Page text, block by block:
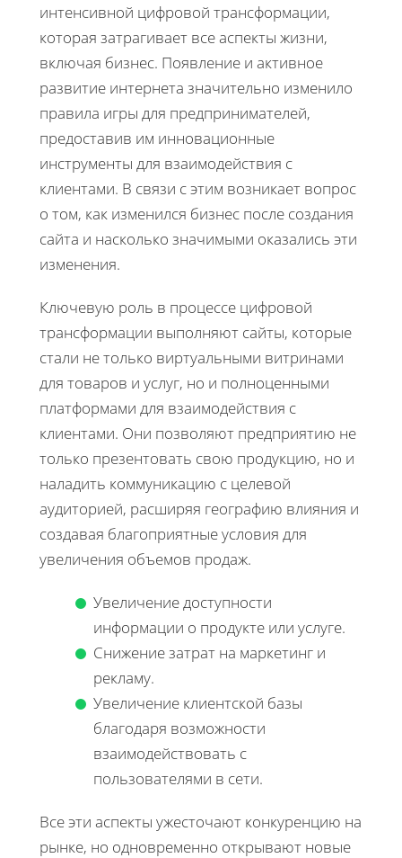
интенсивной цифровой трансформации,
которая затрагивает все аспекты жизни,
включая бизнес. Появление и активное
развитие интернета значительно изменило
правила игры для предпринимателей,
предоставив им инновационные
инструменты для взаимодействия с
клиентами. В связи с этим возникает вопрос
о том, как изменился бизнес после создания
сайта и насколько значимыми оказались эти
изменения.
Ключевую роль в процессе цифровой
трансформации выполняют сайты, которые
стали не только виртуальными витринами
для товаров и услуг, но и полноценными
платформами для взаимодействия с
клиентами. Они позволяют предприятию не
только презентовать свою продукцию, но и
наладить коммуникацию с целевой
аудиторией, расширяя географию влияния и
создавая благоприятные условия для
увеличения объемов продаж.
Увеличение доступности
информации о продукте или услуге.
Снижение затрат на маркетинг и
рекламу.
Увеличение клиентской базы
благодаря возможности
взаимодействовать с
пользователями в сети.
Все эти аспекты ужесточают конкуренцию на
рынке, но одновременно открывают новые